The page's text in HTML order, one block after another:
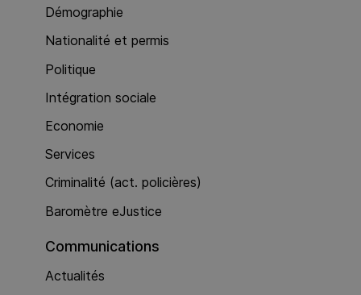
Démographie
Nationalité et permis
Politique
Intégration sociale
Economie
Services
Criminalité (act. policières)
Baromètre eJustice
Communications
Actualités